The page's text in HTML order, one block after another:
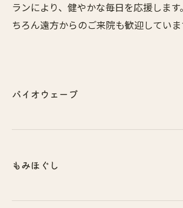
ランにより、健やかな毎日を応援しま
ちろん遠方からのご来院も歓迎していま
バイオウェーブ
もみほぐし